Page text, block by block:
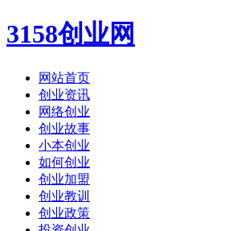
3158创业网
网站首页
创业资讯
网络创业
创业故事
小本创业
如何创业
创业加盟
创业教训
创业政策